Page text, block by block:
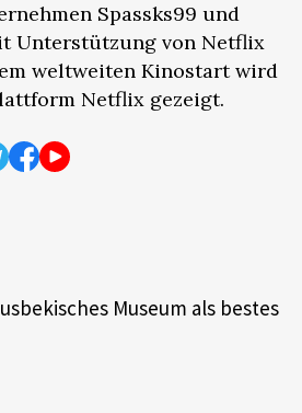
Spassks99 und
Unterstützung von Netflix
weltweiten Kinostart wird
Netflix gezeigt.
Museum als bestes